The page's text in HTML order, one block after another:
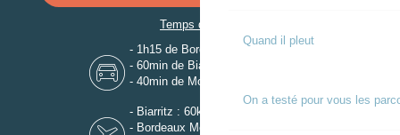
Quand il pleut
On a testé pour vous les
Temps de trajet
- 1h15 de Bordeaux
- 60min de Biarritz
- 40min de Mont-de-Marsan
- Biarritz : 60km
- Bordeaux Mérignac : 110km